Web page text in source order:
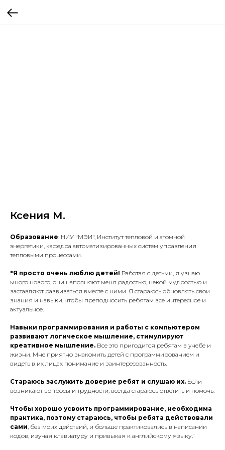
Ксения М.
Образование: НИУ "МЭИ", Институт тепловой и атомной
энергетики, кафедра автоматизированных систем управления
тепловыми процессами.
"Я просто очень люблю детей! Работая с детьми, я узнаю
много нового, они наполняют меня радостью, некой мудростью и
заставляют развиваться вместе с ними. Я стараюсь обновлять свои
знания и навыки, чтобы преподносить ребятам все интересное и
актуальное.
Навыки программирования и работы с компьютером
развивают логическое мышление, стимулируют
креативное мышление. Все это пригодится ребятам в учебе и
жизни. Мне приятно знакомить детей с программированием и
видеть в их лицах понимание и заинтересованность.
Стараюсь заслужить доверие ребят и слушаю их. Если
возникают вопросы и трудности, всегда стараюсь ответить и помочь.
Чтобы хорошо усвоить программирование, необходима
практика, поэтому стараюсь, чтобы ребята действовали
сами, без моих действий, и больше практиковались в написании
кодов, изучая клавиатуру и привыкая к английскому языку."